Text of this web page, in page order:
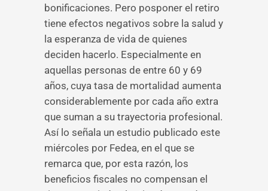
bonificaciones. Pero posponer el retiro
tiene efectos negativos sobre la salud y
la esperanza de vida de quienes
deciden hacerlo. Especialmente en
aquellas personas de entre 60 y 69
años, cuya tasa de mortalidad aumenta
considerablemente por cada año extra
que suman a su trayectoria profesional.
Así lo señala un estudio publicado este
miércoles por Fedea, en el que se
remarca que, por esta razón, los
beneficios fiscales no compensan el